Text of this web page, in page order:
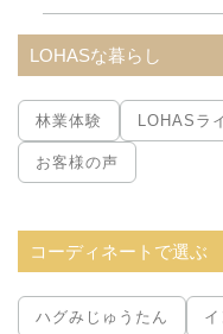
LOHASな暮らし
林業体験 LOHASラ
お客様の声
コーディネートで選ぶ
ハグみじゅうたん